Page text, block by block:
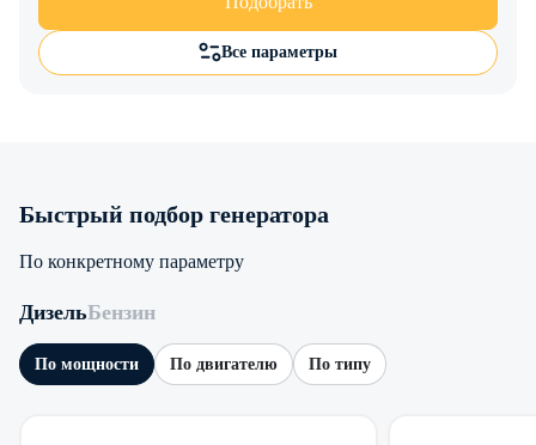
Все параметры
Быстрый подбор генератора
По конкретному параметру
ДизельБензин
По мощности По двигателю По типу